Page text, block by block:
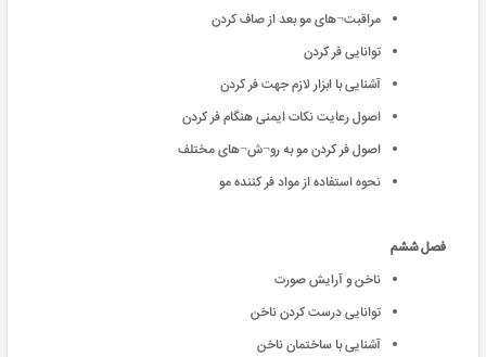
مراقبت¬های مو بعد از صاف کردن
توانایی فر کردن
آشنایی با ابزار لازم جهت فر کردن
اصول رعایت نکات ایمنی هنگام فر کردن
اصول فر کردن مو به رو¬ش¬های مختلف
نحوه استفاده از مواد فر کننده مو
فصل ششم
ناخن و آرایش صورت
توانایی درست کردن ناخن
آشنایی با ساختمان ناخن